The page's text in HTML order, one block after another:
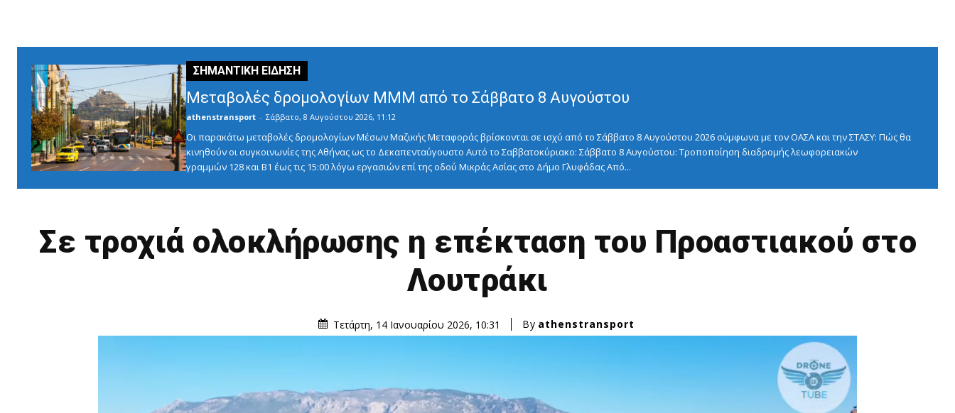
Μεταβολές δρομολογίων ΜΜΜ από το Σάββατο 8 Αυγούστου
athenstransport - Σάββατο, 8 Αυγούστου 2026, 11:12
Οι παρακάτω μεταβολές δρομολογίων Μέσων Μαζικής Μεταφοράς βρίσκονται σε ισχύ από το Σάββατο 8 Αυγούστου 2026 σύμφωνα με τον ΟΑΣΑ και την ΣΤΑΣΥ: Πώς θα
κινηθούν οι συγκοινωνίες της Αθήνας ως το Δεκαπενταύγουστο Αυτό το Σαββατοκύριακο: Σάββατο 8 Αυγούστου: Τροποποίηση διαδρομής λεωφορειακών
γραμμών 128 και Β1 έως τις 15:00 λόγω εργασιών επί της οδού Μικράς Ασίας στο Δήμο Γλυφάδας Από...
Σε τροχιά ολοκλήρωσης η επέκταση του Προαστιακού στο
Λουτράκι
Τετάρτη, 14 Ιανουαρίου 2026, 10:31 By athenstransport